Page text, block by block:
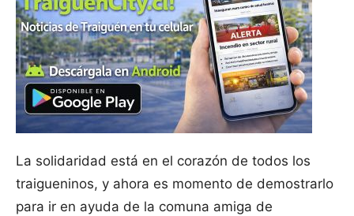
La solidaridad está en el corazón de todos los
traigueninos, y ahora es momento de demostrarlo
para ir en ayuda de la comuna amiga de